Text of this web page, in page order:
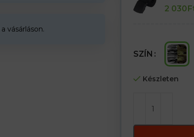
a vásárláson.
2 030
SZÍN
Készleten